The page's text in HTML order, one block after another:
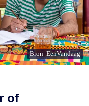
Bron: EenVandaag
of